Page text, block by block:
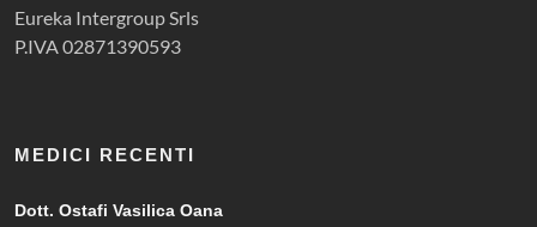
Eureka Intergroup Srls
P.IVA 02871390593
MEDICI RECENTI
Dott. Ostafi Vasilica Oana